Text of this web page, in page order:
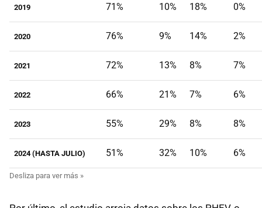
2019 71% 10% 18% 0%
2020 76% 9% 14% 2%
2021 72% 13% 8% 7%
2022 66% 21% 7% 6%
2023 55% 29% 8% 8%
2024 (HASTA JULIO) 51% 32% 10% 6%